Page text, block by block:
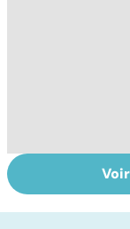
Tout savoir
vitiligo